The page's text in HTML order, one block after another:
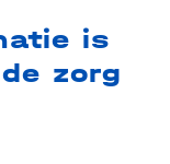
is
zorg